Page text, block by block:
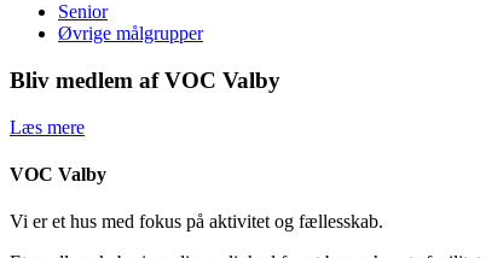
Senior
Øvrige målgrupper
Bliv medlem af VOC Valby
Læs mere
VOC Valby
Vi er et hus med fokus på aktivitet og fællesskab.